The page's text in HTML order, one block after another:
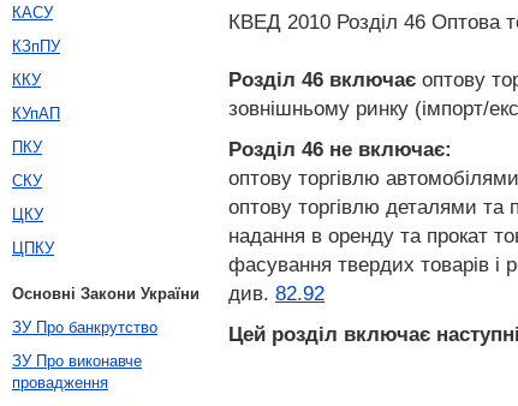
КВЕД 2010 Розділ 46 Оптова
Розділ 46 включає оптову
зовнішньому ринку (імпорт/
Розділ 46 не включає:
оптову торгівлю
оптову торгівлю деталями та
надання в оренду та прокат
фасування твердих товарів і
див. 82.92
Цей розділ включає
КАСУ
КЗпПУ
ККУ
КУпАП
ПКУ
СКУ
ЦКУ
ЦПКУ
Основні Закони України
ЗУ Про банкрутство
ЗУ Про виконавче
провадження